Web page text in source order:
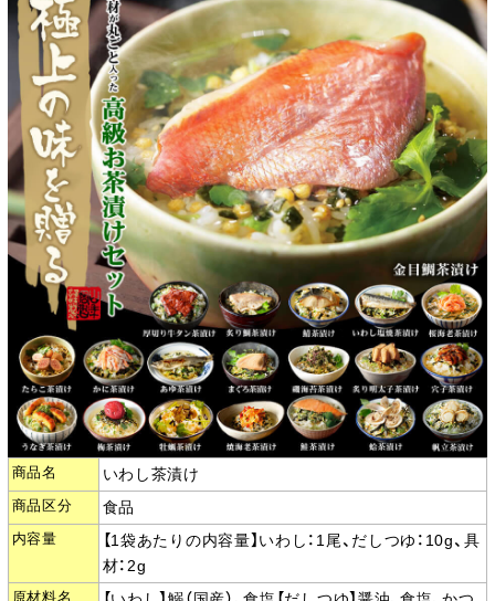
商品名 いわし茶漬け
商品区分 食品
内容量
【1袋あたりの内容量】いわし：1尾、だしつゆ：10g、具
材：2g
原材料名